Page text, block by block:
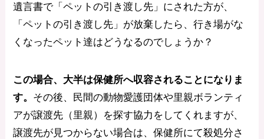
遺言書で「ペットの引き渡し先」にされた方が、
「ペットの引き渡し先」が放棄したら、行き場がな
くなったペット達はどうなるのでしょうか？
この場合、大半は保健所へ収容されることになりま
す。 その後、民間の動物愛護団体や里親ボランティ
アが譲渡先（里親）を探す協力をしてくれますが、
譲渡先が見つからない場合は、保健所にて殺処分さ